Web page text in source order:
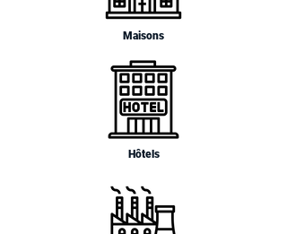
Maisons
Hôtels